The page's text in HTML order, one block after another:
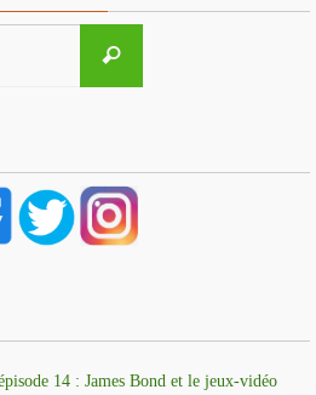
Recherche
14 : James Bond et le jeux-vidéo